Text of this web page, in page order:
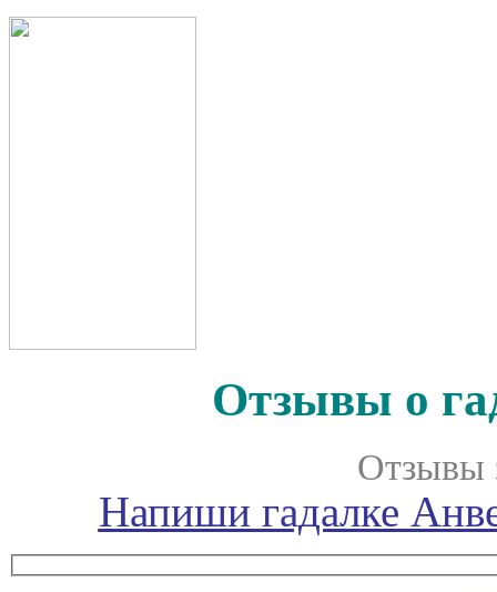
Отзывы о
Отзывы
Напиши гадалке